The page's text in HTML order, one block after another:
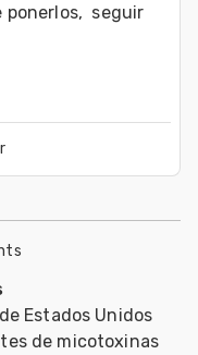
seguir
Estados Unidos
de micotoxinas